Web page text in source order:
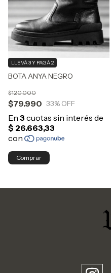
BOTA ANYA NEGRO
$79.990
$120.000
33% OFF
LLEVÁ 3 Y PAGÁ 2
Comprar